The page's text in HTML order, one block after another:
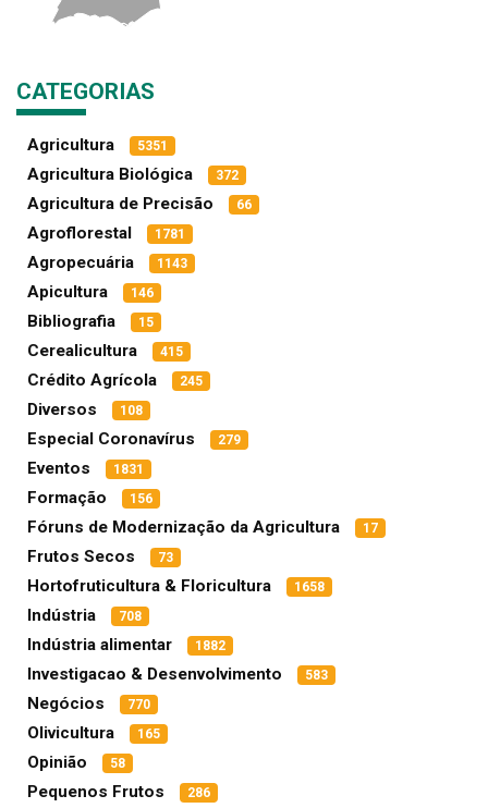
CATEGORIAS
Agricultura 5351
Agricultura Biológica 372
Agricultura de Precisão 66
Agroflorestal 1781
Agropecuária 1143
Apicultura 146
Bibliografia 15
Cerealicultura 415
Crédito Agrícola 245
Diversos 108
Especial Coronavírus 279
Eventos 1831
Formação 156
Fóruns de Modernização da Agricultura 17
Frutos Secos 73
Hortofruticultura & Floricultura 1658
Indústria 708
Indústria alimentar 1882
Investigacao & Desenvolvimento 583
Negócios 770
Olivicultura 165
Opinião 58
Pequenos Frutos 286